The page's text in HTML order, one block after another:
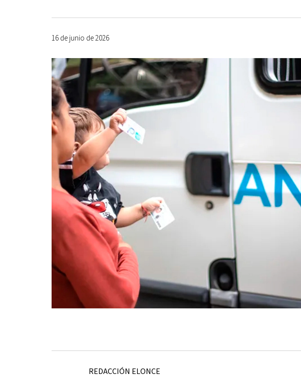
16 de junio de 2026
REDACCIÓN ELONCE